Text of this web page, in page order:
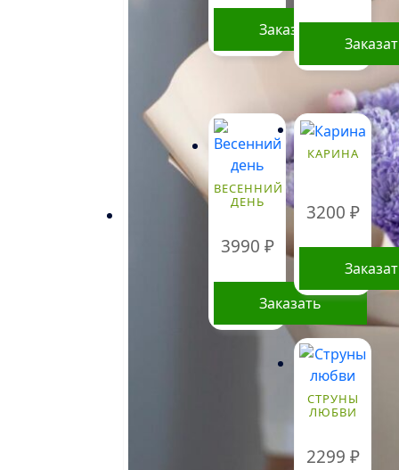
Заказать
ВЕСЕННИЙ
ДЕНЬ
3990 ₽
Заказать
КАРИНА
3200 ₽
СТРУНЫ
ЛЮБВИ
2299 ₽